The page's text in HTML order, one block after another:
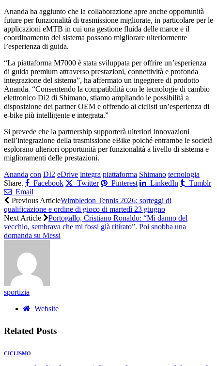
Ananda ha aggiunto che la collaborazione apre anche opportunità
future per funzionalità di trasmissione migliorate, in particolare per le
applicazioni eMTB in cui una gestione fluida delle marce e il
coordinamento del sistema possono migliorare ulteriormente
l’esperienza di guida.
“La piattaforma M7000 è stata sviluppata per offrire un’esperienza
di guida premium attraverso prestazioni, connettività e profonda
integrazione del sistema”, ha affermato un ingegnere di prodotto
Ananda. “Consentendo la compatibilità con le tecnologie di cambio
elettronico Di2 di Shimano, stiamo ampliando le possibilità a
disposizione dei partner OEM e offrendo ai ciclisti un’esperienza di
e-bike più intelligente e integrata.”
Si prevede che la partnership supporterà ulteriori innovazioni
nell’integrazione della trasmissione eBike poiché entrambe le società
esplorano ulteriori opportunità per funzionalità a livello di sistema e
miglioramenti delle prestazioni.
Ananda con DI2 eDrive integra piattaforma Shimano tecnologia
Share.
Facebook Twitter Pinterest LinkedIn
Tumblr
Email
Previous ArticleWimbledon Tennis 2026: sorteggi di
qualificazione e ordine di gioco di martedì 23 giugno
Next Article
Portogallo, Cristiano Ronaldo: “Mi danno del
vecchio, sembrava che mi fossi già ritirato”. Poi snobba una
domanda su Messi
sportizia
Website
Related Posts
CICLISMO